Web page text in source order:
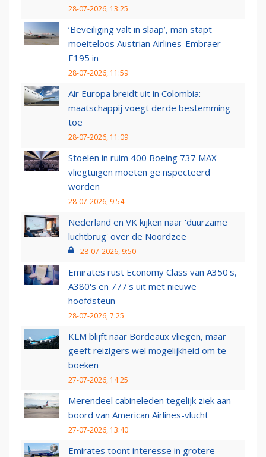
28-07-2026, 13:25
‘Beveiliging valt in slaap’, man stapt
moeiteloos Austrian Airlines-Embraer
E195 in
28-07-2026, 11:59
Air Europa breidt uit in Colombia:
maatschappij voegt derde bestemming
toe
28-07-2026, 11:09
Stoelen in ruim 400 Boeing 737 MAX-
vliegtuigen moeten geïnspecteerd
worden
28-07-2026, 9:54
Nederland en VK kijken naar 'duurzame
luchtbrug' over de Noordzee
28-07-2026, 9:50
Emirates rust Economy Class van A350's,
A380's en 777's uit met nieuwe
hoofdsteun
28-07-2026, 7:25
KLM blijft naar Bordeaux vliegen, maar
geeft reizigers wel mogelijkheid om te
boeken
27-07-2026, 14:25
Merendeel cabineleden tegelijk ziek aan
boord van American Airlines-vlucht
27-07-2026, 13:40
Emirates toont interesse in grotere